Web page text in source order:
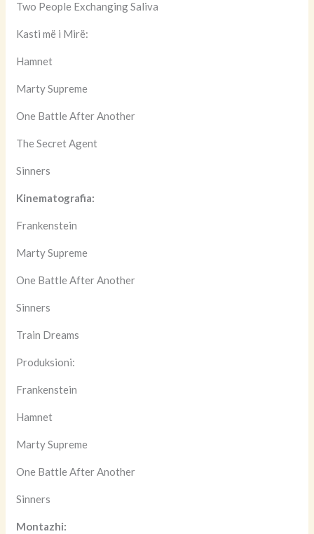
Two People Exchanging Saliva
Kasti më i Mirë:
Hamnet
Marty Supreme
One Battle After Another
The Secret Agent
Sinners
Kinematografia:
Frankenstein
Marty Supreme
One Battle After Another
Sinners
Train Dreams
Produksioni:
Frankenstein
Hamnet
Marty Supreme
One Battle After Another
Sinners
Montazhi: